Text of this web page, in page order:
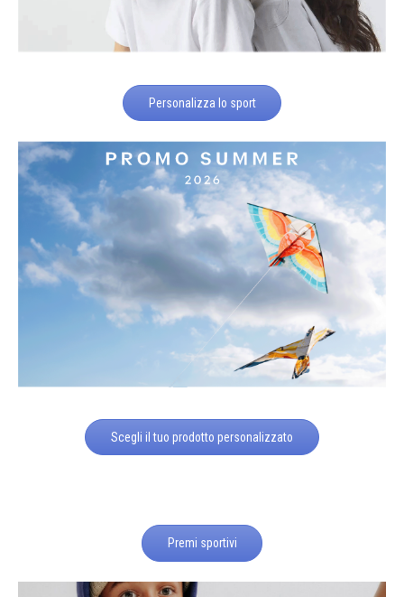
Personalizza lo sport
Scegli il tuo prodotto personalizzato
Premi sportivi